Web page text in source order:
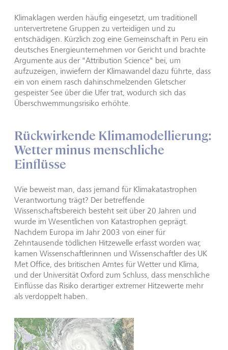
Klimaklagen werden häufig eingesetzt, um traditionell
untervertretene Gruppen zu verteidigen und zu
entschädigen. Kürzlich zog eine Gemeinschaft in Peru ein
deutsches Energieunternehmen vor Gericht und brachte
Argumente aus der "Attribution Science" bei, um
aufzuzeigen, inwiefern der Klimawandel dazu führte, dass
ein von einem rasch dahinschmelzenden Gletscher
gespeister See über die Ufer trat, wodurch sich das
Überschwemmungsrisiko erhöhte.
Rückwirkende Klimamodellierung:
Wetter minus menschliche
Einflüsse
Wie beweist man, dass jemand für Klimakatastrophen
Verantwortung trägt? Der betreffende
Wissenschaftsbereich besteht seit über 20 Jahren und
wurde im Wesentlichen von Katastrophen geprägt.
Nachdem Europa im Jahr 2003 von einer für
Zehntausende tödlichen Hitzewelle erfasst worden war,
kamen Wissenschaftlerinnen und Wissenschaftler des UK
Met Office, des britischen Amtes für Wetter und Klima,
und der Universität Oxford zum Schluss, dass menschliche
Einflüsse das Risiko derartiger extremer Hitzewerte mehr
als verdoppelt haben.